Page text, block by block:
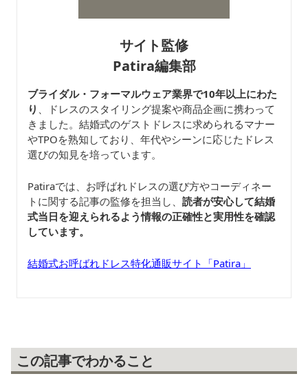
サイト監修
Patira編集部
ブライダル・フォーマルウェア業界で10年以上にわた
り
、ドレスのスタイリング提案や商品企画に携わって
きました。結婚式のゲストドレスに求められるマナー
やTPOを熟知しており、年代やシーンに応じたドレス
選びの知見を培っています。
Patiraでは、お呼ばれドレスの選び方やコーディネー
トに関する記事の監修を担当し、 読者が安心して結婚
式当日を迎えられるよう情報の正確性と実用性を確認
しています。
結婚式お呼ばれドレス特化通販サイト「Patira」
この記事でわかること